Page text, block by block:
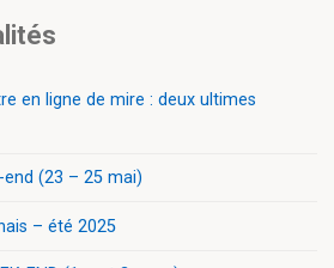
en ligne de mire : deux ultimes
(23 – 25 mai)
– été 2025